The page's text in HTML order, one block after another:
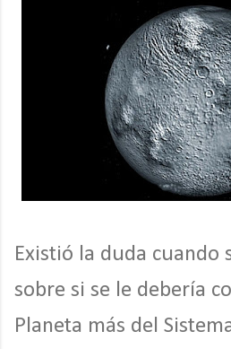
Existió la duda cuando
sobre si se le debería
Planeta más del